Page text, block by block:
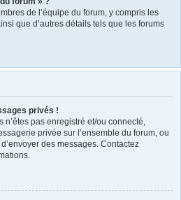
de l’équipe du forum, y compris les
que d’autres détails tels que les forums
privés !
n’êtes pas enregistré et/ou connecté,
privée sur l’ensemble du forum, ou
des messages. Contactez